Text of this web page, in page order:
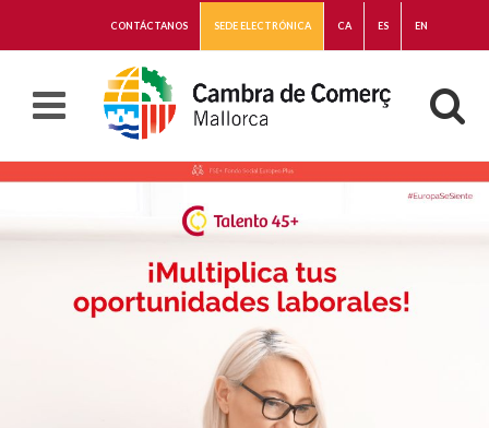
CONTÁCTANOS SEDE ELECTRÓNICA CA ES EN